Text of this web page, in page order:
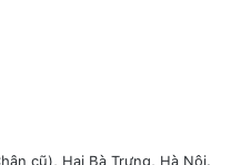
cũ), Hai Bà Trưng, Hà Nội.